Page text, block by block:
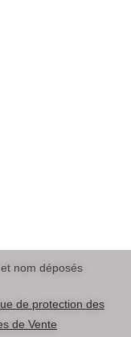
nom déposés
de protection des
de Vente